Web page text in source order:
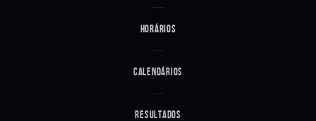
Horários
Calendários
Resultados